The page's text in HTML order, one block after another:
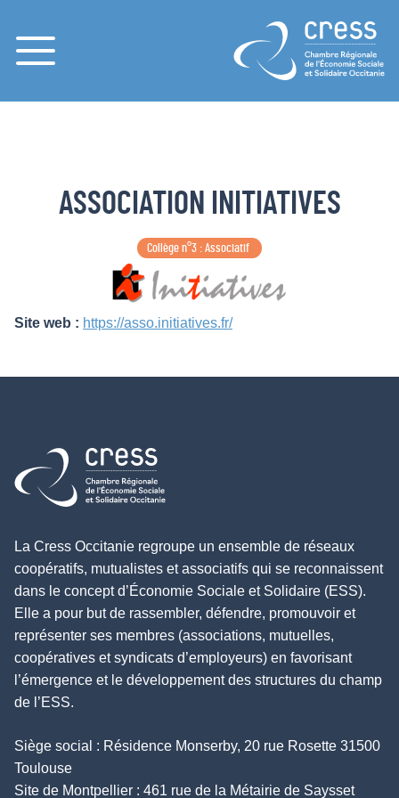
Menu
ASSOCIATION INITIATIVES
Collège n°3 : Associatif
Site web : https://asso.initiatives.fr/
Retour à l'accueil
La Cress Occitanie regroupe un ensemble de réseaux
coopératifs, mutualistes et associatifs qui se reconnaissent
dans le concept d’Économie Sociale et Solidaire (ESS).
Elle a pour but de rassembler, défendre, promouvoir et
représenter ses membres (associations, mutuelles,
coopératives et syndicats d’employeurs) en favorisant
l’émergence et le développement des structures du champ
de l’ESS.
Siège social : Résidence Monserby, 20 rue Rosette 31500
Toulouse
Site de Montpellier : 461 rue de la Métairie de Saysset